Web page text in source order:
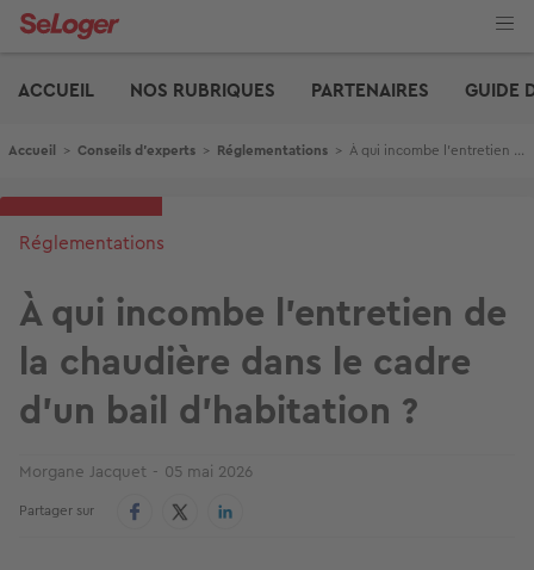
Aller
ACCUEIL
NOS RUBRIQUES PARTENAIRES GUIDE
Fil d'Ariane
Accueil > Conseils d'experts > Réglementations > À qui incombe l’entretien de la chaudière dans le cadre d’un bail d’habitation ?
Réglementations
À qui incombe l’entretien de
la chaudière dans le cadre
d’un bail d’habitation ?
Morgane Jacquet 05 mai 2026
Partager sur